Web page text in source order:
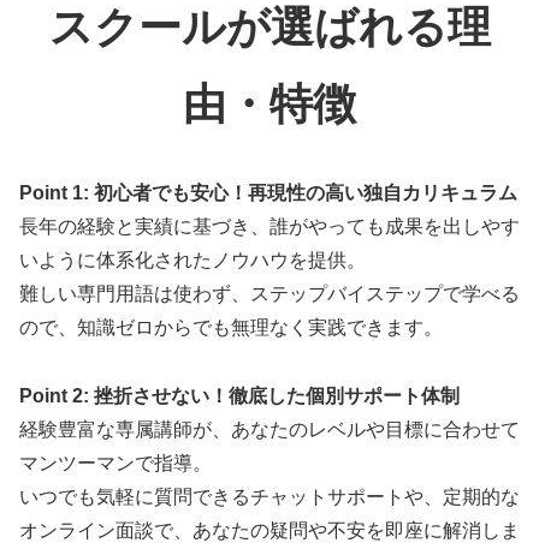
スクールが選ばれる理
由・特徴
Point 1: 初心者でも安心！再現性の高い独自カリキュラム
長年の経験と実績に基づき、誰がやっても成果を出しやす
いように体系化されたノウハウを提供。
難しい専門用語は使わず、ステップバイステップで学べる
ので、知識ゼロからでも無理なく実践できます。
Point 2: 挫折させない！徹底した個別サポート体制
経験豊富な専属講師が、あなたのレベルや目標に合わせて
マンツーマンで指導。
いつでも気軽に質問できるチャットサポートや、定期的な
オンライン面談で、あなたの疑問や不安を即座に解消しま